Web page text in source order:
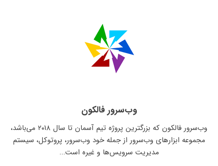
وب‌سرور فالکون
وب‌سرور فالکون که بزرگترین پروژه تیم آسمان تا سال ۲۰۱۸ می‌باشد،
مجموعه ابزارهای وب‌سرور از جمله خود وب‌سرور، پروتوکل، سیستم
مدیریت سرویس‌ها و غیره است...